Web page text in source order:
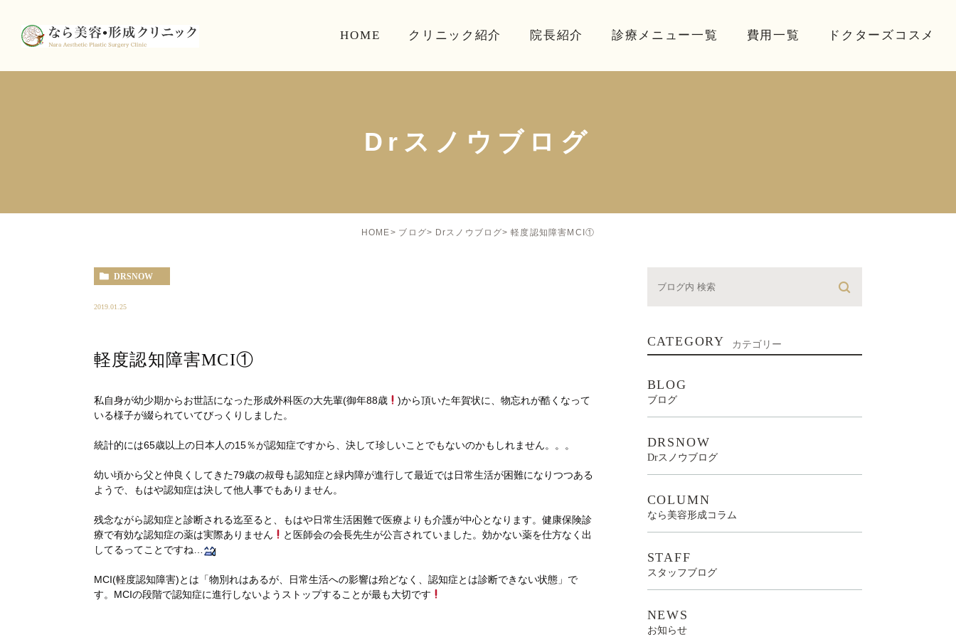
HOME クリニック紹介 院長紹介 診療メニュー一覧 費用一覧 ドクターズコスメ
Drスノウブログ
HOME ブログ Drスノウブログ 軽度認知障害MCI①
DRSNOW
2019.01.25
軽度認知障害MCI①
私自身が幼少期からお世話になった形成外科医の大先輩(御年88歳
)から頂いた年賀状に、物忘れが酷くなって
いる様子が綴られていてびっくりしました。
統計的には65歳以上の日本人の15％が認知症ですから、決して珍しいことでもないのかもしれません。。。
幼い頃から父と仲良くしてきた79歳の叔母も認知症と緑内障が進行して最近では日常生活が困難になりつつある
ようで、もはや認知症は決して他人事でもありません。
残念ながら認知症と診断される迄至ると、もはや日常生活困難で医療よりも介護が中心となります。健康保険診
療で有効な認知症の薬は実際ありません
と医師会の会長先生が公言されていました。効かない薬を仕方なく出
してるってことですね…
MCI(軽度認知障害)とは「物別れはあるが、日常生活への影響は殆どなく、認知症とは診断できない状態」で
す。MCIの段階で認知症に進行しないようストップすることが最も大切です
CATEGORY カテゴリー
BLOG
ブログ
DRSNOW
Drスノウブログ
COLUMN
なら美容形成コラム
STAFF
スタッフブログ
NEWS
お知らせ